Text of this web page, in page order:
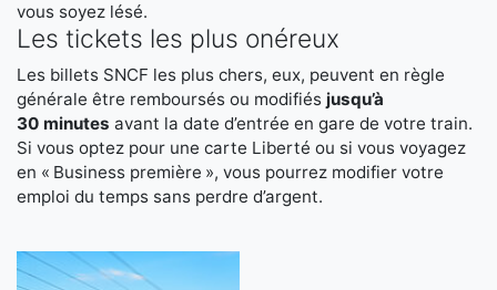
vous soyez lésé.
Les tickets les plus onéreux
Les billets SNCF les plus chers, eux, peuvent en règle
générale être remboursés ou modifiés jusqu’à
30 minutes avant la date d’entrée en gare de votre train.
Si vous optez pour une carte Liberté ou si vous voyagez
en « Business première », vous pourrez modifier votre
emploi du temps sans perdre d’argent.